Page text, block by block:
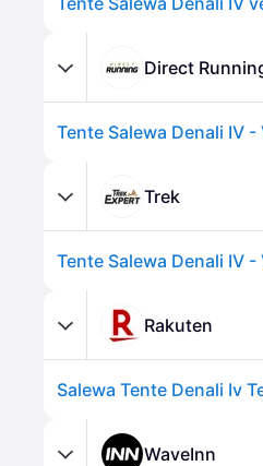
Direct
Tente Salewa Denali IV -
Trek
Tente Salewa Denali IV -
Rakuten
Salewa Tente Denali Iv
WaveInn